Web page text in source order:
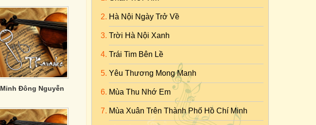
Minh Đông Nguyễn
Hà Nội Ngày Trở Về
Trời Hà Nội Xanh
Trái Tim Bên Lề
Yêu Thương Mong Manh
Mùa Thu Nhớ Em
Mùa Xuân Trên Thành Phố Hồ Chí Minh